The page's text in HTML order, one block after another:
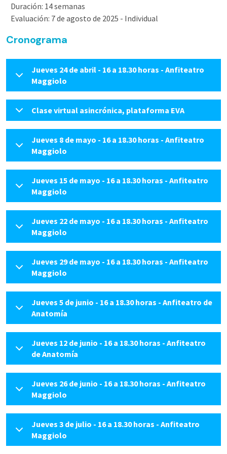
Duración: 14 semanas
Evaluación: 7 de agosto de 2025 - Individual
Cronograma
Jueves 24 de abril - 16 a 18.30 horas - Anfiteatro
Maggiolo
Clase virtual asincrónica, plataforma EVA
Jueves 8 de mayo - 16 a 18.30 horas - Anfiteatro
Maggiolo
Jueves 15 de mayo - 16 a 18.30 horas - Anfiteatro
Maggiolo
Jueves 22 de mayo - 16 a 18.30 horas - Anfiteatro
Maggiolo
Jueves 29 de mayo - 16 a 18.30 horas - Anfiteatro
Maggiolo
Jueves 5 de junio - 16 a 18.30 horas - Anfiteatro de
Anatomía
Jueves 12 de junio - 16 a 18.30 horas - Anfiteatro
de Anatomía
Jueves 26 de junio - 16 a 18.30 horas - Anfiteatro
Maggiolo
Jueves 3 de julio - 16 a 18.30 horas - Anfiteatro
Maggiolo